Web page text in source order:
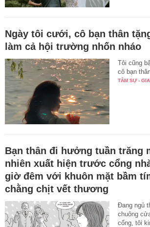
Ngày tôi cưới, cô bạn thân
làm cả hội trường nhốn nháo
Tôi cũng
cô bạn
TÂM SỰ -
Bạn thân đi hưởng tuần trăng
nhiên xuất hiện trước cổng
giờ đêm với khuôn mặt bầm
chằng chịt vết thương
Đang ngủ
chuông
cổng, tôi